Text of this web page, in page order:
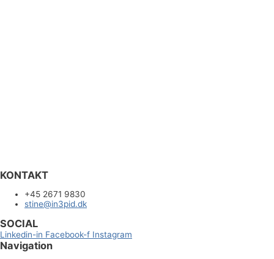
KONTAKT
+45 2671 9830
stine@in3pid.dk
SOCIAL
Linkedin-in Facebook-f Instagram
Navigation